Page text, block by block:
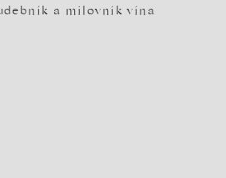
a milovník vína